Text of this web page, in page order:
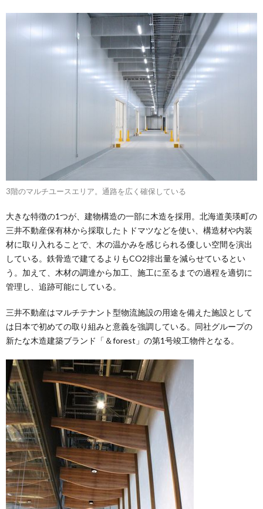
3階のマルチユースエリア。通路を広く確保している
大きな特徴の1つが、建物構造の一部に木造を採用。北海道美瑛町の
三井不動産保有林から採取したトドマツなどを使い、構造材や内装
材に取り入れることで、木の温かみを感じられる優しい空間を演出
している。鉄骨造で建てるよりもCO2排出量を減らせているとい
う。加えて、木材の調達から加工、施工に至るまでの過程を適切に
管理し、追跡可能にしている。
三井不動産はマルチテナント型物流施設の用途を備えた施設として
は日本で初めての取り組みと意義を強調している。同社グループの
新たな木造建築ブランド「＆forest」の第1号竣工物件となる。